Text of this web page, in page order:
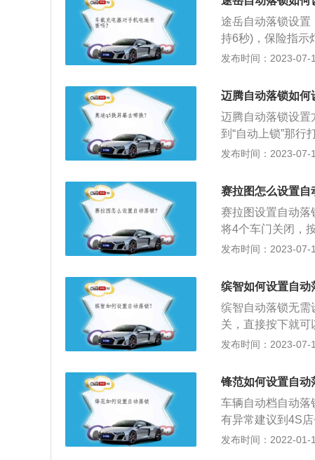
方式，轮毂大致
等类型。
途岳自动落锁设置
持6秒)，保险指示
是途岳的相关资料
感，很是新颖。2
发动机有着最大
挡积极，几乎感受
更是标配智能全时
发布时间：2023-07-
迈腾自动落锁如何
迈腾自动落锁设置
到“自动上锁”那行
多介绍：1.作用：
乘客起到保护作用
行车自动落锁也叫
定的那个速度，门
一个设定值，车锁
发布时间：2023-07-
赛拉图怎么设置自
赛拉图设置自动落
将4个车门关闭，
自动落锁开启操作
计，但是依然完美
吸引着人们的目
米、1485毫米，
发布时间：2023-07-
缤智如何设置自动
缤智自动落锁无需
关，直接按下就
宽高分别为4328
米，最大功率为
4600转。
发布时间：2023-07-
锋范如何设置自动
车辆自动档自动落
有异常建议到4S
车并关闭车门后，
发布时间：2022-01-